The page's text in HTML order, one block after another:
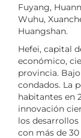
Fuyang,
Wuhu,
Huangshan.
Hefei, capital
económico,
provincia.
condados. La
habitantes en
innovación
los
con más de